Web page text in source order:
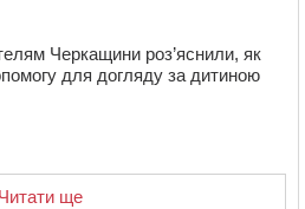
Черкащини роз’яснили, як
для догляду за дитиною
Читати ще